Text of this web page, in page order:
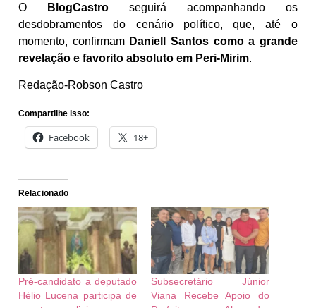
O BlogCastro seguirá acompanhando os
desdobramentos do cenário político, que, até o
momento, confirmam Daniell Santos como a grande
revelação e favorito absoluto em Peri-Mirim.
Redação-Robson Castro
Compartilhe isso:
Facebook 18+
Relacionado
Pré-candidato a deputado
Hélio Lucena participa de
Subsecretário Júnior
Viana Recebe Apoio do